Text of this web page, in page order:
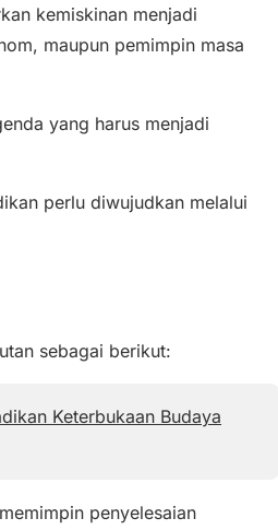
kemiskinan menjadi
maupun pemimpin masa
yang harus menjadi
perlu diwujudkan melalui
sebagai berikut:
Keterbukaan Budaya
penyelesaian